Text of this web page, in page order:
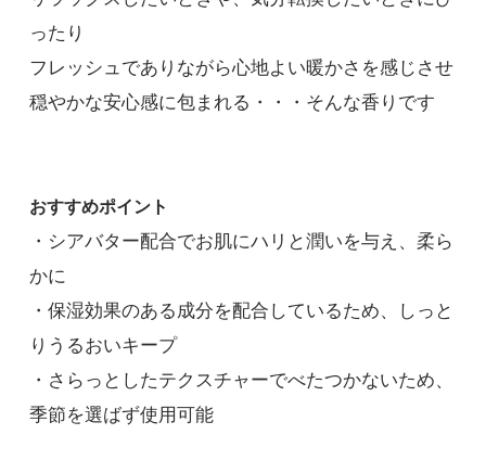
ったり
フレッシュでありながら心地よい暖かさを感じさせ
穏やかな安心感に包まれる・・・そんな香りです
おすすめポイント
・シアバター配合でお肌にハリと潤いを与え、柔ら
かに
・保湿効果のある成分を配合しているため、しっと
りうるおいキープ
・さらっとしたテクスチャーでべたつかないため、
季節を選ばず使用可能